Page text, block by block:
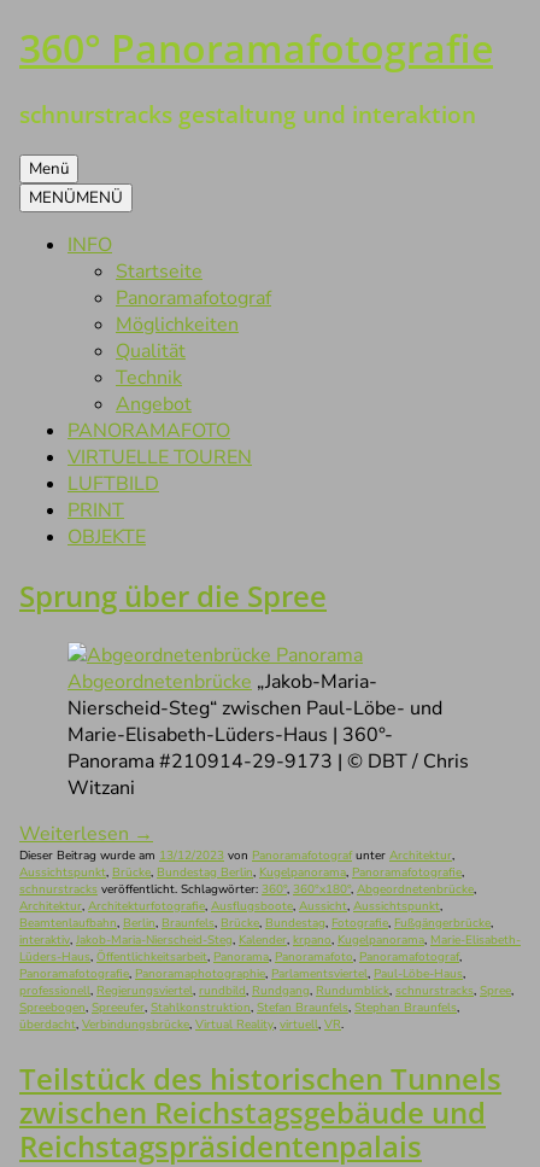
Zum
Inhalt
360° Panoramafotografie
schnurstracks gestaltung und interaktion
Menü
MENÜMENÜ
INFO
Startseite
Panoramafotograf
Möglichkeiten
Qualität
Technik
Angebot
PANORAMAFOTO
VIRTUELLE TOUREN
LUFTBILD
PRINT
OBJEKTE
Sprung über die Spree
Abgeordnetenbrücke „Jakob-Maria-
Nierscheid-Steg“ zwischen Paul-Löbe- und
Marie-Elisabeth-Lüders-Haus | 360°-
Panorama #210914-29-9173 | © DBT / Chris
Witzani
Weiterlesen →
Dieser Beitrag wurde am 13/12/2023 von Panoramafotografunter Architektur,
Aussichtspunkt, Brücke, Bundestag Berlin, Kugelpanorama, Panoramafotografie,
schnurstracks veröffentlicht. Schlagwörter: 360°, 360°x180°, Abgeordnetenbrücke,
Architektur, Architekturfotografie, Ausflugsboote, Aussicht, Aussichtspunkt,
Beamtenlaufbahn, Berlin, Braunfels, Brücke, Bundestag, Fotografie, Fußgängerbrücke,
interaktiv, Jakob-Maria-Nierscheid-Steg, Kalender, krpano, Kugelpanorama, Marie-Elisabeth-
Lüders-Haus, Öffentlichkeitsarbeit, Panorama, Panoramafoto, Panoramafotograf,
Panoramafotografie, Panoramaphotographie, Parlamentsviertel, Paul-Löbe-Haus,
professionell, Regierungsviertel, rundbild, Rundgang, Rundumblick, schnurstracks, Spree,
Spreebogen, Spreeufer, Stahlkonstruktion, Stefan Braunfels, Stephan Braunfels,
überdacht, Verbindungsbrücke, Virtual Reality, virtuell, VR.
Teilstück des historischen Tunnels
zwischen Reichstagsgebäude und
Reichstagspräsidentenpalais